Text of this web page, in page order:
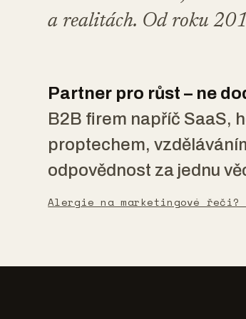
a realitách. Od roku
Partner pro růst – ne
B2B firem napříč SaaS,
proptechem,
odpovědnost za jednu
Alergie na marketingové řeči?